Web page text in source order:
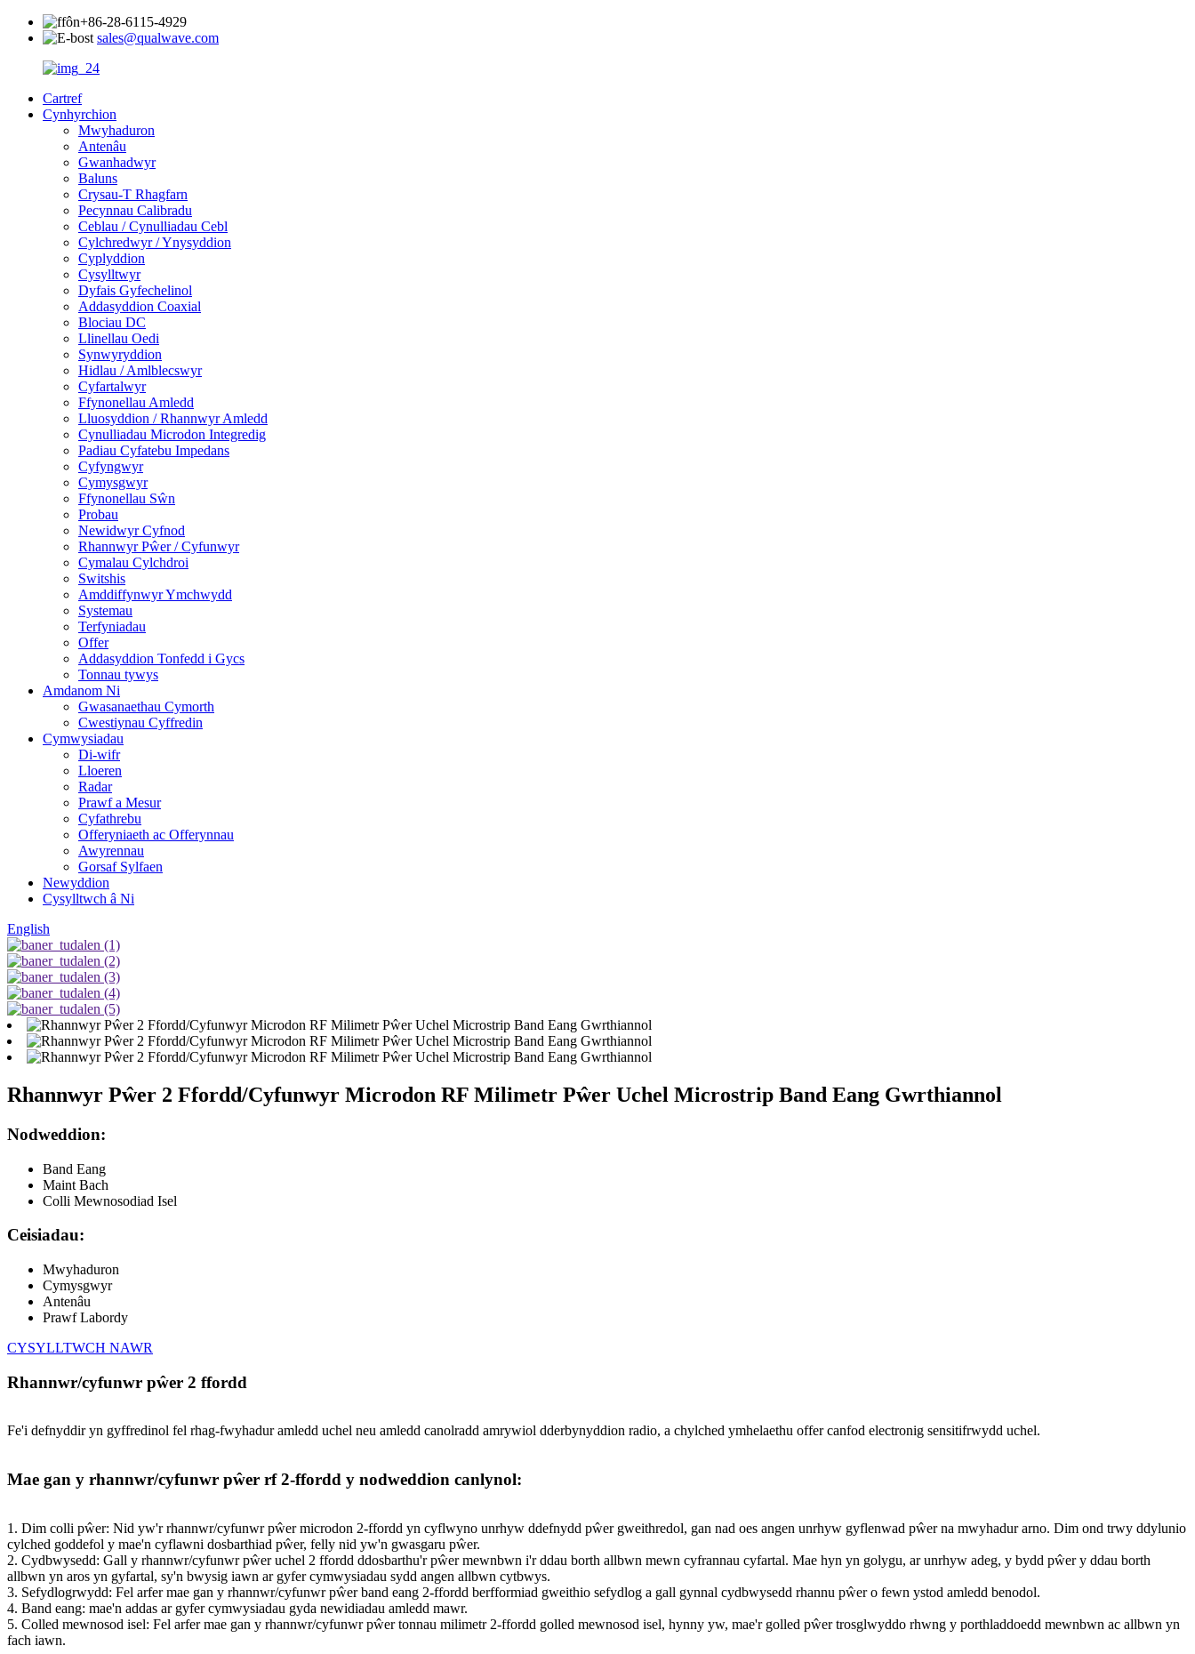
+86-28-6115-4929
sales@qualwave.com
Cartref
Cynhyrchion
Mwyhaduron
Antenâu
Gwanhadwyr
Baluns
Crysau-T Rhagfarn
Pecynnau Calibradu
Ceblau / Cynulliadau Cebl
Cylchredwyr / Ynysyddion
Cyplyddion
Cysylltwyr
Dyfais Gyfechelinol
Addasyddion Coaxial
Blociau DC
Llinellau Oedi
Synwyryddion
Hidlau / Amlblecswyr
Cyfartalwyr
Ffynonellau Amledd
Lluosyddion / Rhannwyr Amledd
Cynulliadau Microdon Integredig
Padiau Cyfatebu Impedans
Cyfyngwyr
Cymysgwyr
Ffynonellau Sŵn
Probau
Newidwyr Cyfnod
Rhannwyr Pŵer / Cyfunwyr
Cymalau Cylchdroi
Switshis
Amddiffynwyr Ymchwydd
Systemau
Terfyniadau
Offer
Addasyddion Tonfedd i Gycs
Tonnau tywys
Amdanom Ni
Gwasanaethau Cymorth
Cwestiynau Cyffredin
Cymwysiadau
Di-wifr
Lloeren
Radar
Prawf a Mesur
Cyfathrebu
Offeryniaeth ac Offerynnau
Awyrennau
Gorsaf Sylfaen
Newyddion
Cysylltwch â Ni
English
Rhannwyr Pŵer 2 Ffordd/Cyfunwyr Microdon RF Milimetr Pŵer Uchel Microstrip Band Eang Gwrthiannol
Nodweddion:
Band Eang
Maint Bach
Colli Mewnosodiad Isel
Ceisiadau:
Mwyhaduron
Cymysgwyr
Antenâu
Prawf Labordy
CYSYLLTWCH NAWR
Rhannwr/cyfunwr pŵer 2 ffordd
Fe'i defnyddir yn gyffredinol fel rhag-fwyhadur amledd uchel neu amledd canolradd amrywiol dderbynyddion radio, a chylched ymhelaethu offer canfod electronig sensitifrwydd uchel.
Mae gan y rhannwr/cyfunwr pŵer rf 2-ffordd y nodweddion canlynol:
1. Dim colli pŵer: Nid yw'r rhannwr/cyfunwr pŵer microdon 2-ffordd yn cyflwyno unrhyw ddefnydd pŵer gweithredol, gan nad oes angen unrhyw gyflenwad pŵer na mwyhadur arno. Dim ond trwy ddylunio
cylched goddefol y mae'n cyflawni dosbarthiad pŵer, felly nid yw'n gwasgaru pŵer.
2. Cydbwysedd: Gall y rhannwr/cyfunwr pŵer uchel 2 ffordd ddosbarthu'r pŵer mewnbwn i'r ddau borth allbwn mewn cyfrannau cyfartal. Mae hyn yn golygu, ar unrhyw adeg, y bydd pŵer y ddau borth
allbwn yn aros yn gyfartal, sy'n bwysig iawn ar gyfer cymwysiadau sydd angen allbwn cytbwys.
3. Sefydlogrwydd: Fel arfer mae gan y rhannwr/cyfunwr pŵer band eang 2-ffordd berfformiad gweithio sefydlog a gall gynnal cydbwysedd rhannu pŵer o fewn ystod amledd benodol.
4. Band eang: mae'n addas ar gyfer cymwysiadau gyda newidiadau amledd mawr.
5. Colled mewnosod isel: Fel arfer mae gan y rhannwr/cyfunwr pŵer tonnau milimetr 2-ffordd golled mewnosod isel, hynny yw, mae'r golled pŵer trosglwyddo rhwng y porthladdoedd mewnbwn ac allbwn yn
fach iawn.